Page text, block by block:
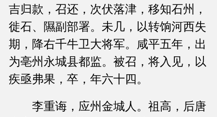
吉归款，召还，次伏落津，移知石州，
徙石、隰副部署。未几，以转饷河西失
期，降右千牛卫大将军。咸平五年，出
为亳州永城县都监。被召，将入见，以
疾亟弗果，卒，年六十四。
李重诲，应州金城人。祖高，后唐